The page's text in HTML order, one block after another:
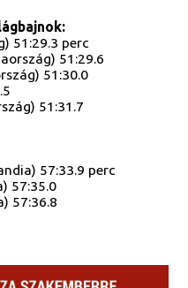
51:29.3 perc
51:29.6
51:30.0
51:31.7
57:33.9 perc
57:35.0
57:36.8